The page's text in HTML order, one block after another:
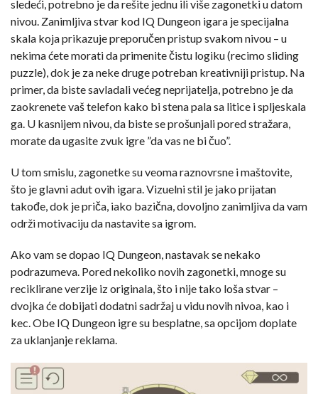
sledeći, potrebno je da rešite jednu ili više zagonetki u datom
nivou. Zanimljiva stvar kod IQ Dungeon igara je specijalna
skala koja prikazuje preporučen pristup svakom nivou – u
nekima ćete morati da primenite čistu logiku (recimo sliding
puzzle), dok je za neke druge potreban kreativniji pristup. Na
primer, da biste savladali većeg neprijatelja, potrebno je da
zaokrenete vaš telefon kako bi stena pala sa litice i spljeskala
ga. U kasnijem nivou, da biste se prošunjali pored stražara,
morate da ugasite zvuk igre ”da vas ne bi čuo”.
U tom smislu, zagonetke su veoma raznovrsne i maštovite,
što je glavni adut ovih igara. Vizuelni stil je jako prijatan
takođe, dok je priča, iako bazična, dovoljno zanimljiva da vam
održi motivaciju da nastavite sa igrom.
Ako vam se dopao IQ Dungeon, nastavak se nekako
podrazumeva. Pored nekoliko novih zagonetki, mnoge su
reciklirane verzije iz originala, što i nije tako loša stvar –
dvojka će dobijati dodatni sadržaj u vidu novih nivoa, kao i
kec. Obe IQ Dungeon igre su besplatne, sa opcijom doplate
za uklanjanje reklama.